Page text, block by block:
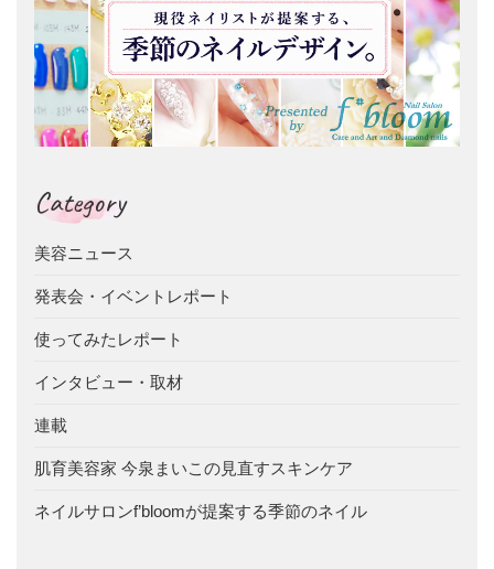
Category
美容ニュース
発表会・イベントレポート
使ってみたレポート
インタビュー・取材
連載
肌育美容家 今泉まいこの見直すスキンケア
ネイルサロンf’bloomが提案する季節のネイル